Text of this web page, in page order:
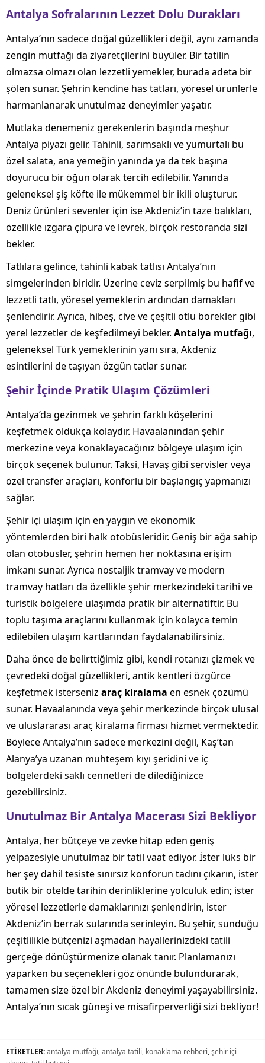
Antalya Sofralarının Lezzet Dolu Durakları
Antalya’nın sadece doğal güzellikleri değil, aynı zamanda
zengin mutfağı da ziyaretçilerini büyüler. Bir tatilin
olmazsa olmazı olan lezzetli yemekler, burada adeta bir
şölen sunar. Şehrin kendine has tatları, yöresel ürünlerle
harmanlanarak unutulmaz deneyimler yaşatır.
Mutlaka denemeniz gerekenlerin başında meşhur
Antalya piyazı gelir. Tahinli, sarımsaklı ve yumurtalı bu
özel salata, ana yemeğin yanında ya da tek başına
doyurucu bir öğün olarak tercih edilebilir. Yanında
geleneksel şiş köfte ile mükemmel bir ikili oluşturur.
Deniz ürünleri sevenler için ise Akdeniz’in taze balıkları,
özellikle ızgara çipura ve levrek, birçok restoranda sizi
bekler.
Tatlılara gelince, tahinli kabak tatlısı Antalya’nın
simgelerinden biridir. Üzerine ceviz serpilmiş bu hafif ve
lezzetli tatlı, yöresel yemeklerin ardından damakları
şenlendirir. Ayrıca, hibeş, cive ve çeşitli otlu börekler gibi
yerel lezzetler de keşfedilmeyi bekler. Antalya mutfağı,
geleneksel Türk yemeklerinin yanı sıra, Akdeniz
esintilerini de taşıyan özgün tatlar sunar.
Şehir İçinde Pratik Ulaşım Çözümleri
Antalya’da gezinmek ve şehrin farklı köşelerini
keşfetmek oldukça kolaydır. Havaalanından şehir
merkezine veya konaklayacağınız bölgeye ulaşım için
birçok seçenek bulunur. Taksi, Havaş gibi servisler veya
özel transfer araçları, konforlu bir başlangıç yapmanızı
sağlar.
Şehir içi ulaşım için en yaygın ve ekonomik
yöntemlerden biri halk otobüsleridir. Geniş bir ağa sahip
olan otobüsler, şehrin hemen her noktasına erişim
imkanı sunar. Ayrıca nostaljik tramvay ve modern
tramvay hatları da özellikle şehir merkezindeki tarihi ve
turistik bölgelere ulaşımda pratik bir alternatiftir. Bu
toplu taşıma araçlarını kullanmak için kolayca temin
edilebilen ulaşım kartlarından faydalanabilirsiniz.
Daha önce de belirttiğimiz gibi, kendi rotanızı çizmek ve
çevredeki doğal güzellikleri, antik kentleri özgürce
keşfetmek isterseniz araç kiralama en esnek çözümü
sunar. Havaalanında veya şehir merkezinde birçok ulusal
ve uluslararası araç kiralama firması hizmet vermektedir.
Böylece Antalya’nın sadece merkezini değil, Kaş’tan
Alanya’ya uzanan muhteşem kıyı şeridini ve iç
bölgelerdeki saklı cennetleri de dilediğinizce
gezebilirsiniz.
Unutulmaz Bir Antalya Macerası Sizi Bekliyor
Antalya, her bütçeye ve zevke hitap eden geniş
yelpazesiyle unutulmaz bir tatil vaat ediyor. İster lüks bir
her şey dahil tesiste sınırsız konforun tadını çıkarın, ister
butik bir otelde tarihin derinliklerine yolculuk edin; ister
yöresel lezzetlerle damaklarınızı şenlendirin, ister
Akdeniz’in berrak sularında serinleyin. Bu şehir, sunduğu
çeşitlilikle bütçenizi aşmadan hayallerinizdeki tatili
gerçeğe dönüştürmenize olanak tanır. Planlamanızı
yaparken bu seçenekleri göz önünde bulundurarak,
tamamen size özel bir Akdeniz deneyimi yaşayabilirsiniz.
Antalya’nın sıcak güneşi ve misafirperverliği sizi bekliyor!
ETİKETLER:antalya mutfağı,antalya tatili, konaklama rehberi,şehir içi